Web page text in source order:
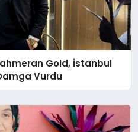
Gold, İstanbul
Vurdu